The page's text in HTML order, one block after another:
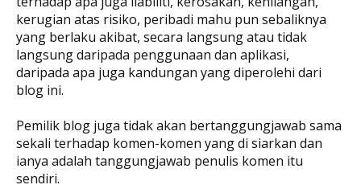
kerugian atas risiko, peribadi mahu pun sebaliknya
yang berlaku akibat, secara langsung atau tidak
langsung daripada penggunaan dan aplikasi,
daripada apa juga kandungan yang diperolehi dari
blog ini.
Pemilik blog juga tidak akan bertanggungjawab sama
sekali terhadap komen-komen yang di siarkan dan
ianya adalah tanggungjawab penulis komen itu
sendiri.